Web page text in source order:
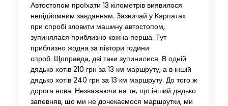
Автостопом проїхати 13 кілометрів виявилося
непідйомним завданням. Зазвичай у Карпатах
при спробі зловити машину автостопом,
зупинялася приблизно кожна перша. Тут
приблизно жодна за півтори години
спроб. Щоправда, дві таки зупинилися. В одній
дядько хотів 210 грн за 13 км маршруту, а в іншій
дядько хотів 240 грн за 13 км маршруту. До того ж
дорога нова. Незважаючи на те, що інший дядько
запевняв, що ми не дочекаємося маршрутки, ми